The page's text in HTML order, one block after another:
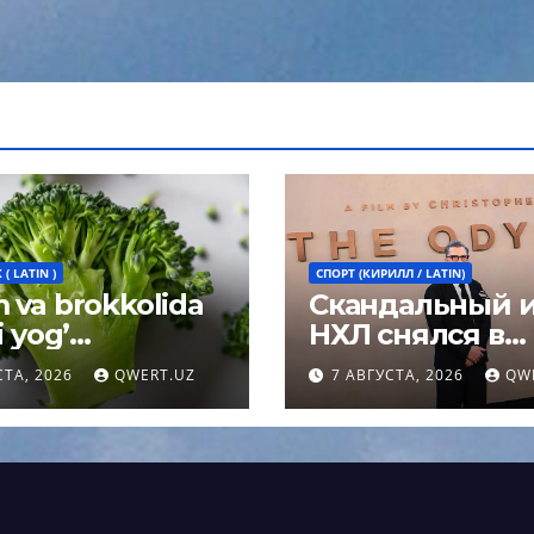
( LATIN )
va brokkolida
himoya
modda
2026 QWERT.UZ
СПОРТ (КИРИЛЛ / LATIN)
Скандальный
НХЛ снялся в
«Одиссее». Что
известно о
Эйвери
7 АВГУСТА, 2026